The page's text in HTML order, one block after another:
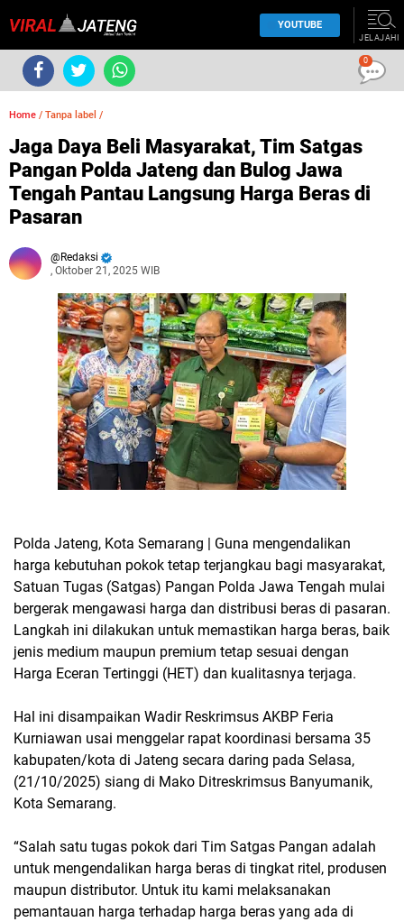
YOUTUBE
JELAJAHI
Home / Tanpa label /
Jaga Daya Beli Masyarakat, Tim Satgas
Pangan Polda Jateng dan Bulog Jawa
Tengah Pantau Langsung Harga Beras di
Pasaran
Redaksi
, Oktober 21, 2025 WIB
Polda Jateng, Kota Semarang | Guna mengendalikan
harga kebutuhan pokok tetap terjangkau bagi masyarakat,
Satuan Tugas (Satgas) Pangan Polda Jawa Tengah mulai
bergerak mengawasi harga dan distribusi beras di pasaran.
Langkah ini dilakukan untuk memastikan harga beras, baik
jenis medium maupun premium tetap sesuai dengan
Harga Eceran Tertinggi (HET) dan kualitasnya terjaga.
Hal ini disampaikan Wadir Reskrimsus AKBP Feria
Kurniawan usai menggelar rapat koordinasi bersama 35
kabupaten/kota di Jateng secara daring pada Selasa,
(21/10/2025) siang di Mako Ditreskrimsus Banyumanik,
Kota Semarang.
“Salah satu tugas pokok dari Tim Satgas Pangan adalah
untuk mengendalikan harga beras di tingkat ritel, produsen
maupun distributor. Untuk itu kami melaksanakan
pemantauan harga terhadap harga beras yang ada di
0